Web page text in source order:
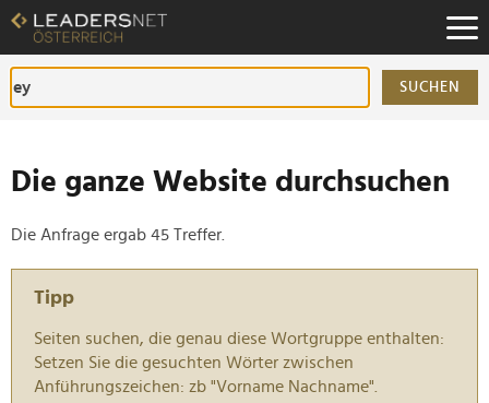
Zum
Inhalt
Zur
Fußzeilen-
Navigation
SUCHEN
Die ganze Website durchsuchen
Die Anfrage ergab 45 Treffer.
Tipp
Seiten suchen, die genau diese Wortgruppe enthalten:
Setzen Sie die gesuchten Wörter zwischen
Anführungszeichen: zb "Vorname Nachname".